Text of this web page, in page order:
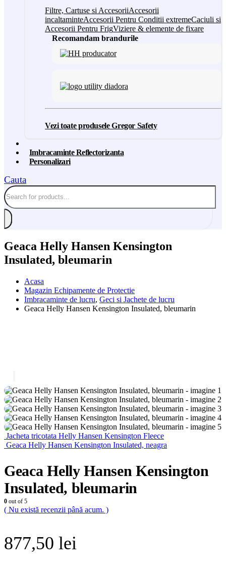
Filtre, Cartuse si AccesoriiAccesorii
incaltaminteAccesorii Pentru Conditii extremeCaciuli si
Accesorii Pentru FrigViziere & elemente de fixare
Recomandam brandurile
Vezi toate produsele Gregor Safety
Imbracaminte Reflectorizanta
Personalizari
Cauta
Geaca Helly Hansen Kensington
Insulated, bleumarin
Acasa
Magazin Echipamente de Protectie
Imbracaminte de lucru, Geci si Jachete de lucru
Geaca Helly Hansen Kensington Insulated, bleumarin
Jacheta tricotata Helly Hansen Kensington Fleece
Geaca Helly Hansen Kensington Insulated, neagra
Geaca Helly Hansen Kensington
Insulated, bleumarin
0 out of 5
( Nu există recenzii până acum. )
877,50 lei